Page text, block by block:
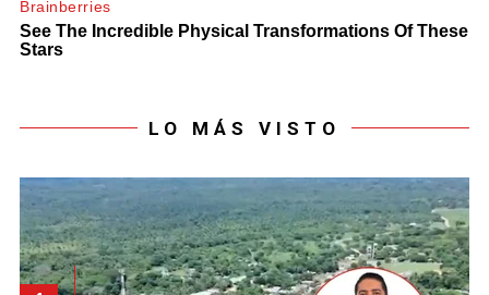
LO MÁS VISTO